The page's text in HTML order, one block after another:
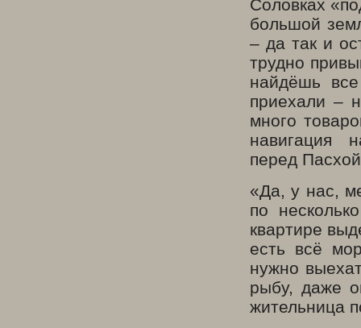
Соловках
большой
– да так и
трудно
найдёшь
приехали –
много
навигация
перед
«Да, у нас,
по
квартире
есть всё
нужно
рыбу, даже
жительница